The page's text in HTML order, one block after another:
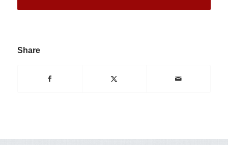
Share